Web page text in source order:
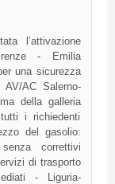
l’attivazione
- Emilia
una sicurezza
AV/AC Salerno-
della galleria
i richiedenti
del gasolio:
correttivi
di trasporto
- Liguria-